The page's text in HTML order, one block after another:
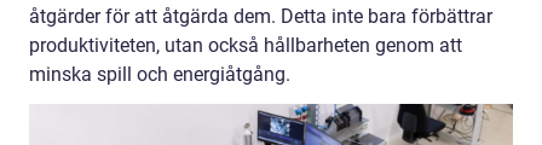
åtgärder för att åtgärda dem. Detta inte bara förbättrar
produktiviteten, utan också hållbarheten genom att
minska spill och energiåtgång.